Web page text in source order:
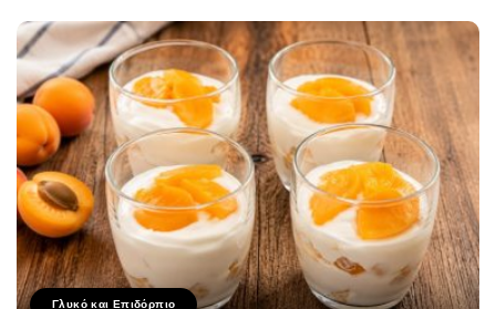
Γλυκό και Επιδόρπιο